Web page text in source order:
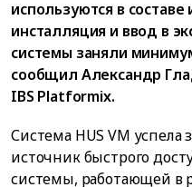
используются в
инсталляция и ввод в
системы заняли
сообщил Александр
IBS Platformix.
Система HUS VM успела
источник быстрого
системы, работающей в